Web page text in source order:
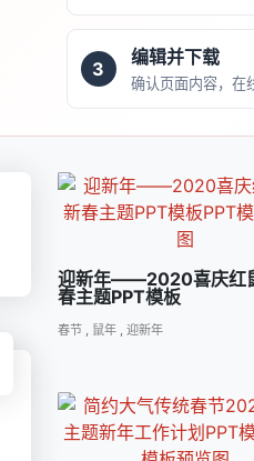
3
编辑并下载
确认页面内容，在
迎新年――2020喜庆红
春主题PPT模板
春节 鼠年 迎新年